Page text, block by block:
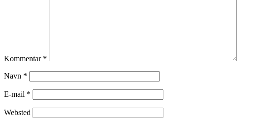
Kommentar *
Navn *
E-mail *
Websted